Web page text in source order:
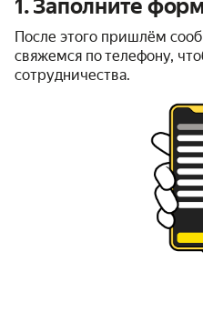
1. Заполните
После этого пришлём
свяжемся по телефону,
сотрудничества.